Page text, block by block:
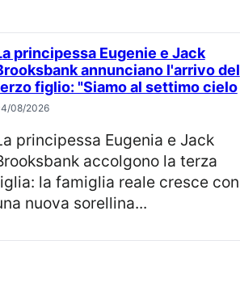
Jack
annunciano l'arrivo del
figlio: "Siamo al settimo cielo
08/2026
e Jack
accolgono la terza
la famiglia reale cresce con
nuova sorellina...